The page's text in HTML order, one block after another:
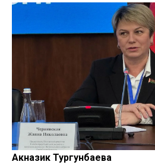
Акназик Тургунбаева